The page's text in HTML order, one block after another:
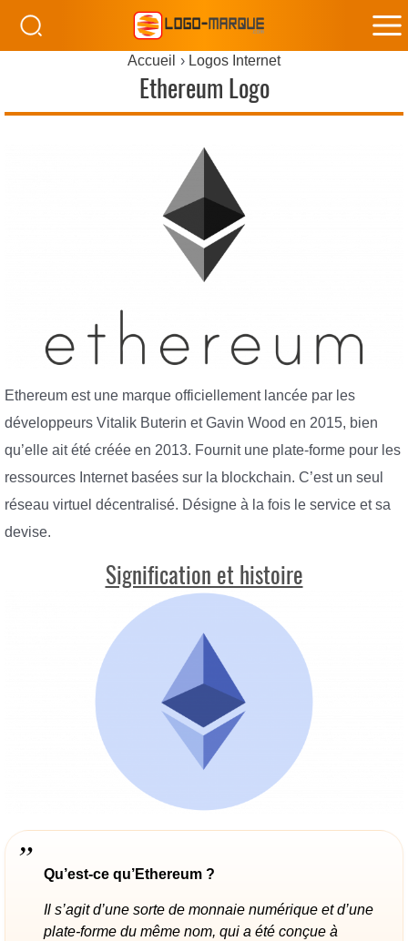
Accueil Logos Internet
Ethereum Logo
Ethereum est une marque officiellement lancée par les
développeurs Vitalik Buterin et Gavin Wood en 2015, bien
qu’elle ait été créée en 2013. Fournit une plate-forme pour les
ressources Internet basées sur la blockchain. C’est un seul
réseau virtuel décentralisé. Désigne à la fois le service et sa
devise.
Signification et histoire
Qu’est-ce qu’Ethereum ?
Il s’agit d’une sorte de monnaie numérique et d’une
plate-forme du même nom, qui a été conçue à